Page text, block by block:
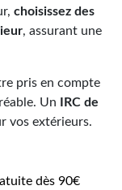
choisissez des
, assurant une
pris en compte
Un
IRC de
vos extérieurs.
dès 90€